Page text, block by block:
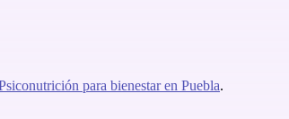
para bienestar en Puebla.